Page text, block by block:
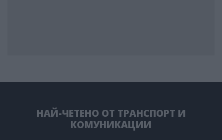
НАЙ-ЧЕТЕНО ОТ ТРАНСПОРТ И
КОМУНИКАЦИИ